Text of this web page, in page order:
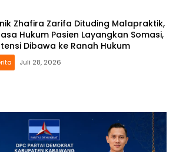
Zhafira Zarifa Dituding Malapraktik,
Hukum Pasien Layangkan Somasi,
Dibawa ke Ranah Hukum
Juli 28, 2026